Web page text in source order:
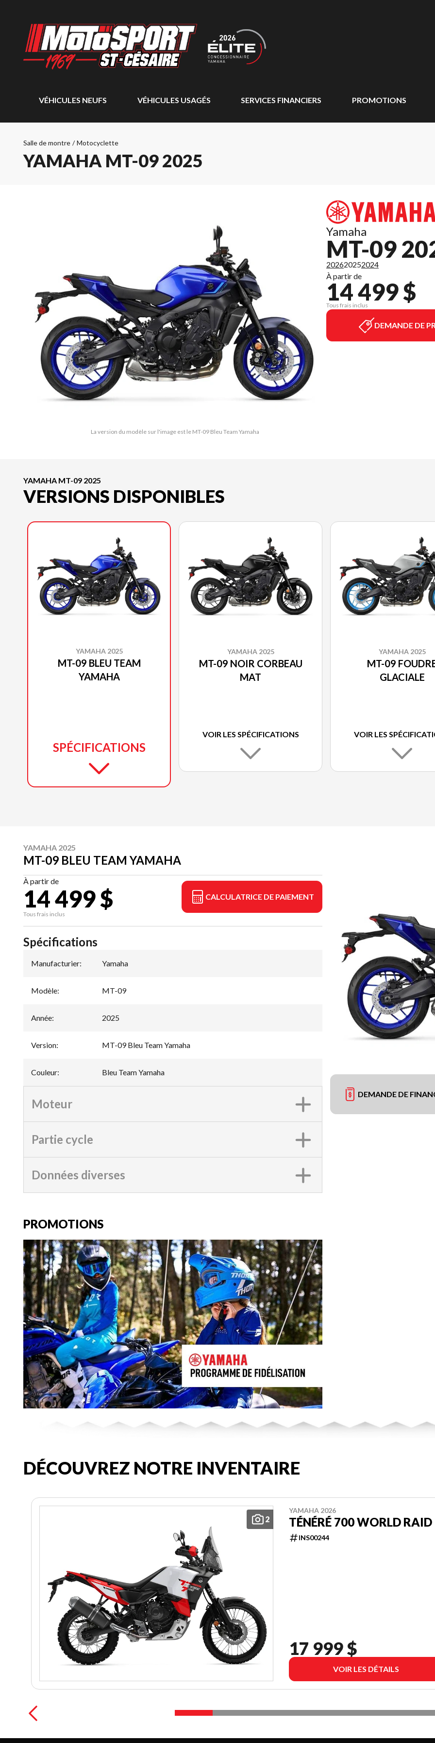
VÉHICULES NEUFS VÉHICULES USAGÉS SERVICES FINANCIERS PROMOTIONS
Salle de montre / Motocyclette
YAMAHA MT-09 2025
La version du modèle sur l'image est le MT-09 Bleu Team Yamaha
Yamaha
MT-09
202620252024
À partir de
14 499 $
Tous frais inclus
DEMANDE DE
YAMAHA MT-09 2025
VERSIONS DISPONIBLES
YAMAHA 2025
MT-09 BLEU TEAM
YAMAHA
SPÉCIFICATIONS
YAMAHA 2025
MT-09 NOIR CORBEAU
MAT
VOIR LES SPÉCIFICATIONS
YAMAHA 2025
MT-09
GLACIALE
VOIR LES
YAMAHA 2025
MT-09 BLEU TEAM YAMAHA
À partir de
14 499 $
Tous frais inclus
CALCULATRICE DE PAIEMENT
DEMANDE DE
Spécifications
Manufacturier: Yamaha
Modèle: MT-09
Année: 2025
Version: MT-09 Bleu Team Yamaha
Couleur: Bleu Team Yamaha
Moteur
Partie cycle
Données diverses
PROMOTIONS
DÉCOUVREZ NOTRE INVENTAIRE
2
YAMAHA 2026
TÉNÉRÉ 700 WORLD RAID
INS00244
17 999 $
VOIR LES DÉTAILS